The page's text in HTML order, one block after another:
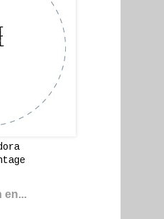
en...